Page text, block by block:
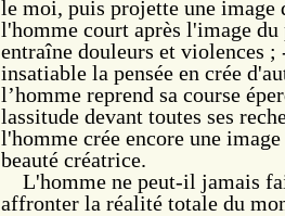
le moi, puis projette une
l'homme court après l'image
entraîne douleurs et violences
insatiable la pensée en crée
l’homme reprend sa course
lassitude devant toutes ses
l'homme crée encore une
beauté créatrice.
L'homme ne peut-il jamais
affronter la réalité totale du